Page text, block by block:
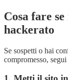
Cosa fare
hackerato
Se sospetti o hai
compromesso,